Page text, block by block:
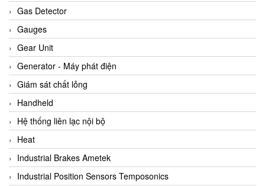
ARCA Regler
Arcos Hydraulik
Ardetem-Sfere-Vietnam
Argal
AS ENERGI
ASCO CO2
Asker
AT2E
ATC Pneumatic
ATEX System
Gas Detector
Gauges
Gear Unit
Generator - Máy phát điện
Giám sát chất lỏng
Handheld
Hệ thống liên lạc nội bộ
Heat
Industrial Brakes Ametek
Industrial Position Sensors Temposonics